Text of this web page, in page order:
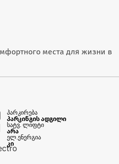
места для жизни в
პარკირება
პარკინგის ადგილი
სატვ. ლიფტი
არა
ელ.ენერგია
კი